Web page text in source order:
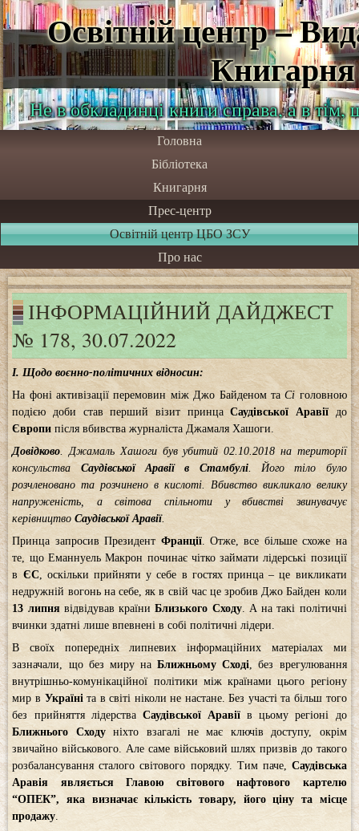
Освітній центр –
Книгарня
Не в обкладинці книги справа, а в
Головна
Бібліотека
Книгарня
Прес-центр
Освітній центр ЦБО ЗСУ
Про нас
ІНФОРМАЦІЙНИЙ ДАЙДЖЕСТ
№ 178, 30.07.2022
І. Щодо воєнно-політичних відносин:
На фоні активізації перемовин між Джо Байденом таСі головною
подією доби став перший візит принцаСаудівської Аравіїдо
Європи після вбивства журналіста Джамаля Хашоги.
Довідково . Джамаль Хашоги був убитий 02.10.2018 на території
консульстваСаудівської Аравії в Стамбулі. Його тіло було
розчленовано та розчинено в кислоті. Вбивство викликало велику
напруженість, а світова спільноти у вбивстві звинувачує
керівництвоСаудівської Аравії.
Принца запросив Президент Франції. Отже, все більше схоже на
те, що Еманнуель Макрон починає чітко займати лідерські позиції
в ЄС , оскільки прийняти у себе в гостях принца – це викликати
недружній вогонь на себе, як в свій час це зробив Джо Байден коли
13 липнявідвідував країниБлизького Сходу. А на такі політичні
вчинки здатні лише впевнені в собі політичні лідери.
В своїх попередніх липневих інформаційних матеріалах ми
зазначали, що без миру наБлижньому Сході , без врегулювання
внутрішньо-комунікаційної політики між країнами цього регіону
мир в Україні та в світі ніколи не настане. Без участі та більш того
без прийняття лідерства Саудівської Аравії в цьому регіоні до
Ближнього Сходуніхто взагалі не має ключів доступу, окрім
звичайно військового. Але саме військовий шлях призвів до такого
розбалансування сталого світового порядку. Тим паче, Саудівська
Аравія являється Главою світового нафтового картелю
“ОПЕК”, яка визначає кількість товару, його ціну та місце
продажу